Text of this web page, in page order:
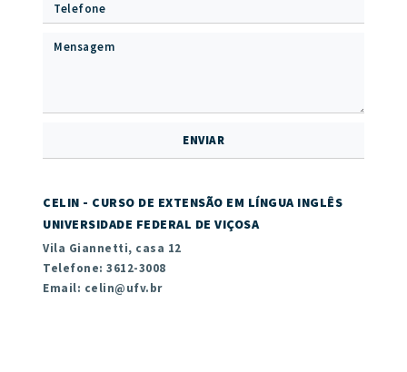
CELIN - CURSO DE EXTENSÃO EM LÍNGUA INGLÊS
UNIVERSIDADE FEDERAL DE VIÇOSA
Vila Giannetti, casa 12
Telefone: 3612-3008
Email: celin@ufv.br